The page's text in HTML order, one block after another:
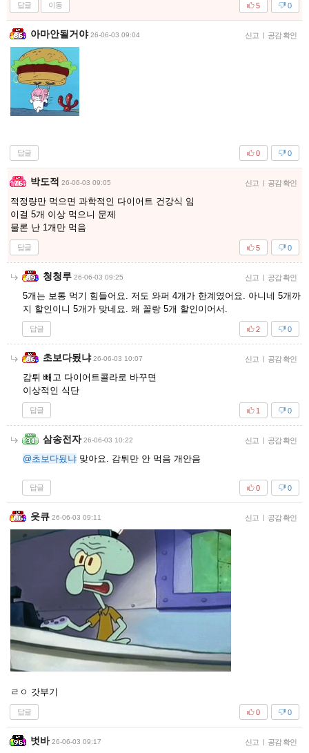
답글 이동 0
5
아마안될거야 26-06-03 09:04 신고 | 공감 확인
답글 0
0
박도적 26-06-03 09:05 신고 | 공감 확인
적정량만 먹으면 과학적인 다이어트 건강식 임
이걸 5개 이상 먹으니 문제
물론 난 1개만 먹음
답글 0
5
청청루 26-06-03 09:25 신고 | 공감 확인
5개는 보통 먹기 힘들어요. 저도 와퍼 4개가 한계였어요. 아니네 5개까
지 할인이니 5개가 맞네요. 왜 꼴랑 5개 할인이어서.
답글 0
2
초보다됬냐 26-06-03 10:07 신고 | 공감 확인
감튀 빼고 다이어트콜라로 바꾸면
이상적인 식단
답글 0
1
삼송전자 26-06-03 10:22 신고 | 공감 확인
@초보다됬냐 맞아요. 감튀만 안 먹음 개안음
답글 0
0
읏큐 26-06-03 09:11 신고 | 공감 확인
ㄹㅇ 갓부기
답글 0
0
벗바 26-06-03 09:17 신고 | 공감 확인